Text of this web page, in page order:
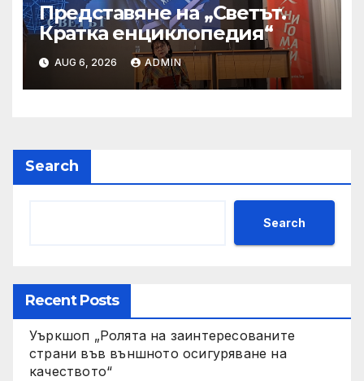
Представяне на „Светът.
Кратка енциклопедия“
AUG 6, 2026 ADMIN
Search
Search
Recent Posts
Уъркшоп „Ролята на заинтересованите
страни във външното осигуряване на
качеството“